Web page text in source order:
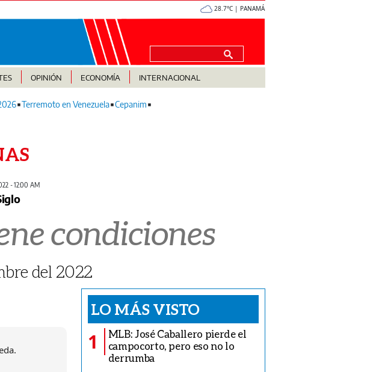
28.7°C | PANAMÁ
OPINIÓN ECONOMÍA INTERNACIONAL
Terremoto en Venezuela Cepanim
- 12:00 AM
condiciones
del 2022
LO MÁS VISTO
1
MLB: José Caballero pierde el
campocorto, pero eso no lo
derrumba